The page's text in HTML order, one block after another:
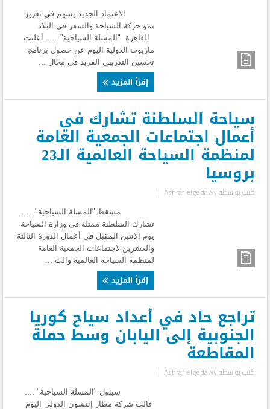
الاعتماد الجديد يسهم في تعزيز
نمو حركة السياحة والسفر في البلاد
القاهرة "المسلة السياحية" ..... أعلنت
ماريوت الدولية اليوم عن حصول برنامج
تحسين التدريبي الفريد في مجال ...
إقرأ المزيد
سياحة السلطنة تشارك في
أعمال اجتماعات الجمعية العامة
لمنظمة السياحة العالمية الـ23
بروسيا
كتب بواسطةAshraf elgedawy
|
مسقط "المسلة السياحية" .....
تشارك السلطنة ممثلة في وزارة السياحة
يوم الاثنين المقبل في أعمال الدورة الثالثة
والعشرين لاجتماعات الجمعية العامة
لمنظمة السياحة العالمية والت ...
إقرأ المزيد
تراجع حاد في أعداد سياح كوريا
الجنوبية إلى اليابان وسط حملة
المقاطعة
كتب بواسطةAshraf elgedawy
|
سيئول "المسلة السياحية" ....
قالت شركة مطار إنتشون الدولي اليوم